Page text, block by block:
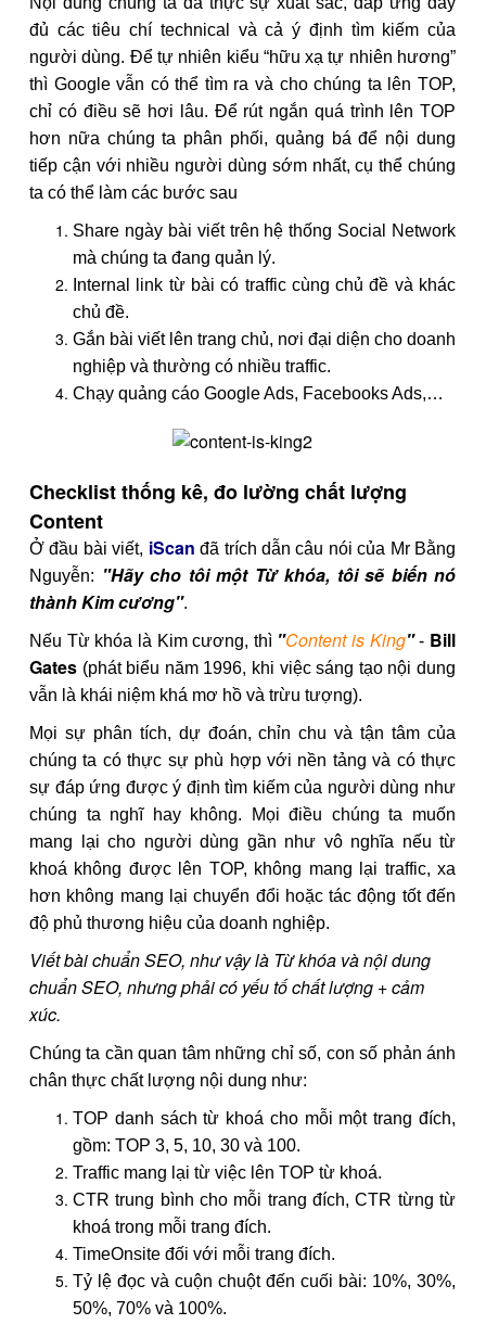
đủ các tiêu chí technical và cả ý định tìm kiếm của
người dùng. Để tự nhiên kiểu “hữu xạ tự nhiên hương”
thì Google vẫn có thể tìm ra và cho chúng ta lên TOP,
chỉ có điều sẽ hơi lâu. Để rút ngắn quá trình lên TOP
hơn nữa chúng ta phân phối, quảng bá để nội dung
tiếp cận với nhiều người dùng sớm nhất, cụ thể chúng
ta có thể làm các bước sau
Share ngày bài viết trên hệ thống Social Network
mà chúng ta đang quản lý.
Internal link từ bài có traffic cùng chủ đề và khác
chủ đề.
Gắn bài viết lên trang chủ, nơi đại diện cho doanh
nghiệp và thường có nhiều traffic.
Chạy quảng cáo Google Ads, Facebooks Ads,…
Checklist thống kê, đo lường chất lượng
Content
Ở đầu bài viết, iScan đã trích dẫn câu nói của Mr Bằng
Nguyễn: "Hãy cho tôi một Từ khóa, tôi sẽ biến nó
thành Kim cương".
Nếu Từ khóa là Kim cương, thì "Content is King"- Bill
Gates (phát biểu năm 1996, khi việc sáng tạo nội dung
vẫn là khái niệm khá mơ hồ và trừu tượng).
Mọi sự phân tích, dự đoán, chỉn chu và tận tâm của
chúng ta có thực sự phù hợp với nền tảng và có thực
sự đáp ứng được ý định tìm kiếm của người dùng như
chúng ta nghĩ hay không. Mọi điều chúng ta muốn
mang lại cho người dùng gần như vô nghĩa nếu từ
khoá không được lên TOP, không mang lại traffic, xa
hơn không mang lại chuyển đổi hoặc tác động tốt đến
độ phủ thương hiệu của doanh nghiệp.
Viết bài chuẩn SEO, như vậy là Từ khóa và nội dung
chuẩn SEO, nhưng phải có yếu tố chất lượng + cảm
xúc.
Chúng ta cần quan tâm những chỉ số, con số phản ánh
chân thực chất lượng nội dung như:
TOP danh sách từ khoá cho mỗi một trang đích,
gồm: TOP 3, 5, 10, 30 và 100.
Traffic mang lại từ việc lên TOP từ khoá.
CTR trung bình cho mỗi trang đích, CTR từng từ
khoá trong mỗi trang đích.
TimeOnsite đối với mỗi trang đích.
Tỷ lệ đọc và cuộn chuột đến cuối bài: 10%, 30%,
50%, 70% và 100%.